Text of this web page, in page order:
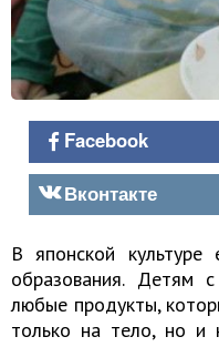
Facebook
Вконтакте
В японской
образования. Детям
любые продукты,
только на тело, но и